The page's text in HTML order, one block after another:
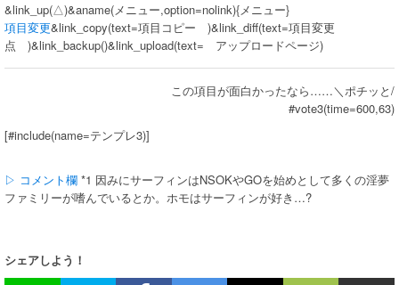
&link_up(△)&aname(メニュー,option=nolink){メニュー}
項目変更&link_copy(text=項目コピー )&link_diff(text=項目変更
点 )&link_backup()&link_upload(text= アップロードページ)
この項目が面白かったなら……＼ポチッと/
#vote3(time=600,63)
[#include(name=テンプレ3)]
▷ コメント欄 *1 因みにサーフィンはNSOKやGOを始めとして多くの淫夢
ファミリーが嗜んでいるとか。ホモはサーフィンが好き…?
シェアしよう！